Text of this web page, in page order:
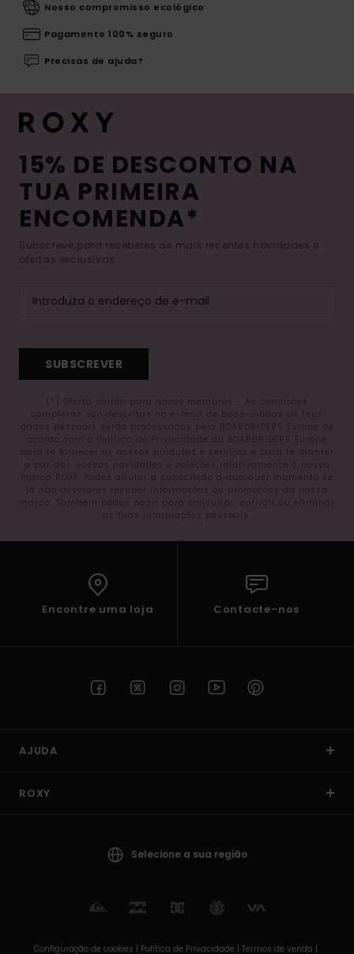
Nosso compromisso ecológico
Pagamento 100% seguro
Precisas de ajuda?
15% DE DESCONTO NA
TUA PRIMEIRA
ENCOMENDA*
Subscreve para receberes as mais recentes novidades e
ofertas exclusivas.
SUBSCREVER
(*) Oferta válida para novos membros - As condições
completas são descritas no e-mail de boas-vindas Os teus
dados pessoais serão processados pela BOARDRIDERS Europe de
acordo com a Política de Privacidade da BOARDRIDERS Europe
para te fornecer os nossos produtos e serviços e para te manter
a par das nossas novidades e coleções relativamente à nossa
marca ROXY. Podes anular a subscrição a qualquer momento se
já não desejares receber informações ou promoções da nossa
marca. Também podes pedir para consultar, corrigir ou eliminar
as tuas informações pessoais.
Encontre uma loja Contacte-nos
AJUDA
ROXY
Selecione a sua região
Configuração de cookies | Política de Privacidade | Termos de venda |